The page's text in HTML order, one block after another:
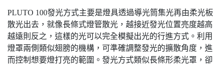
PLUTO 100發光方式主要是燈具透過導光筒集光再由柔光板
散光出去，就像長條式燈管散光，越接近發光位置亮度越高
越遠則反之，這樣的光可以完全模擬出光的行進方式。利用
燈罩兩側類似翅膀的機構，可準確調整發光的擴散角度，進
而控制想要燈打亮的範圍。發光方式類似長條形柔光罩，卻